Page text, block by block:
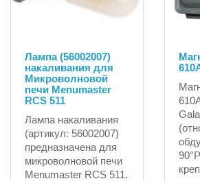
Лампа (56002007)
накаливания для
Микроволновой
печи Menumaster
RCS 511
Лампа накаливания
(артикул: 56002007)
предназначена для
микроволновой печи
Menumaster RCS 511.